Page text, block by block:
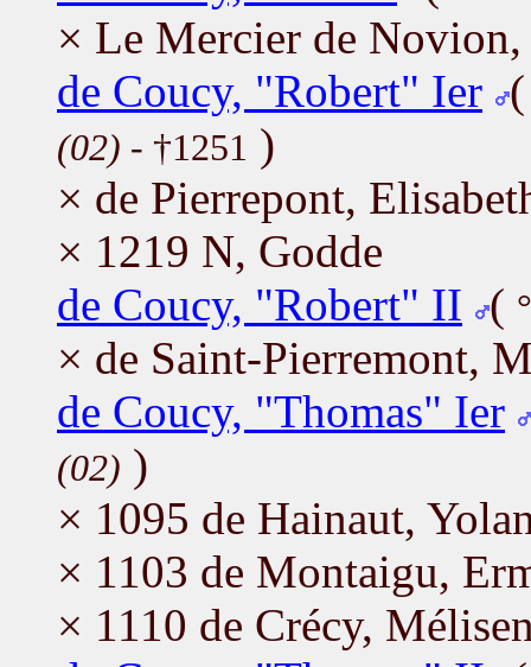
× Le Mercier de
de Coucy, "Robert" Ier
(02) - †1251 )
× de Pierrepont,
× 1219 N, Godde
de Coucy, "Robert" II (
× de Saint-Pierremont,
de Coucy, "Thomas" Ier
(02) )
× 1095 de Hainaut,
× 1103 de Montaigu,
× 1110 de Crécy,